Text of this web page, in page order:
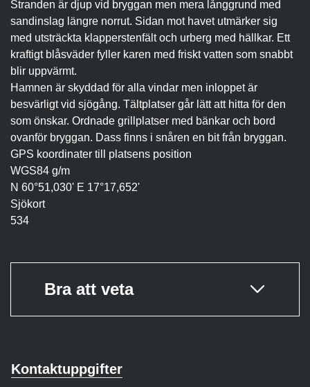
Stranden är djup vid bryggan men mera långgrund med
sandinslag längre norrut. Sidan mot havet utmärker sig
med utsträckta klapperstenfält och urberg med hällkar. Ett
kraftigt blåsväder fyller karen med friskt vatten som snabbt
blir uppvärmt.
Hamnen är skyddad för alla vindar men inloppet är
besvärligt vid sjögång. Tältplatser går lätt att hitta för den
som önskar. Ordnade grillplatser med bänkar och bord
ovanför bryggan. Dass finns i snåren en bit från bryggan.
GPS koordinater till platsens position
WGS84 g/m
N 60°51,030ʹ E 17°17,652ʹ
Sjökort
534
Bra att veta
Kontaktuppgifter